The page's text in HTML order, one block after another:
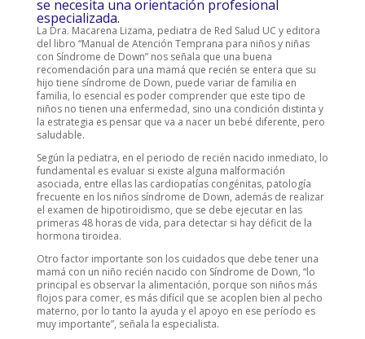
se necesita una orientación profesional
especializada.
La Dra. Macarena Lizama, pediatra de Red Salud UC y editora
del libro “Manual de Atención Temprana para niños y niñas
con Síndrome de Down” nos señala que una buena
recomendación para una mamá que recién se entera que su
hijo tiene síndrome de Down, puede variar de familia en
familia, lo esencial es poder comprender que este tipo de
niños no tienen una enfermedad, sino una condición distinta y
la estrategia es pensar que va a nacer un bebé diferente, pero
saludable.
Según la pediatra, en el periodo de recién nacido inmediato, lo
fundamental es evaluar si existe alguna malformación
asociada, entre ellas las cardiopatías congénitas, patología
frecuente en los niños síndrome de Down, además de realizar
el examen de hipotiroidismo, que se debe ejecutar en las
primeras 48 horas de vida, para detectar si hay déficit de la
hormona tiroidea.
Otro factor importante son los cuidados que debe tener una
mamá con un niño recién nacido con Síndrome de Down, “lo
principal es observar la alimentación, porque son niños más
flojos para comer, es más difícil que se acoplen bien al pecho
materno, por lo tanto la ayuda y el apoyo en ese período es
muy importante”, señala la especialista.